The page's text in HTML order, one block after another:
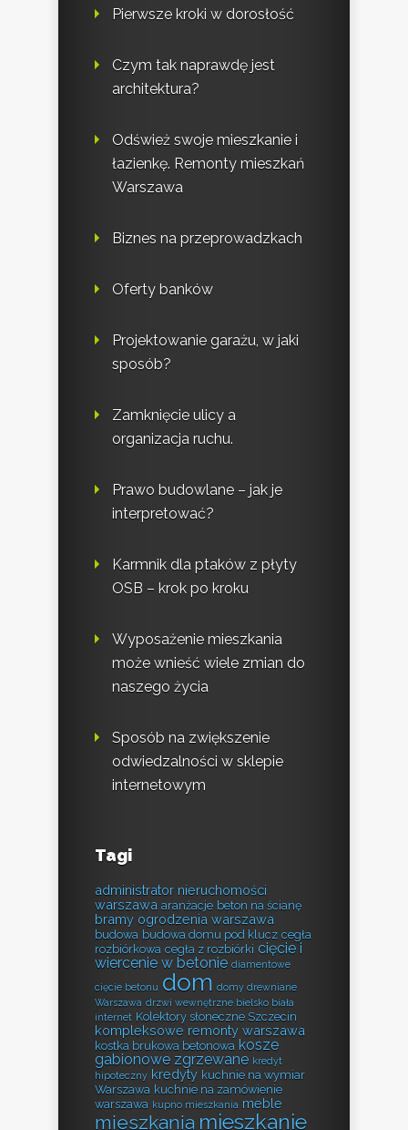
Pierwsze kroki w dorosłość
Czym tak naprawdę jest
architektura?
Odśwież swoje mieszkanie i
łazienkę. Remonty mieszkań
Warszawa
Biznes na przeprowadzkach
Oferty banków
Projektowanie garażu, w jaki
sposób?
Zamknięcie ulicy a
organizacja ruchu.
Prawo budowlane – jak je
interpretować?
Karmnik dla ptaków z płyty
OSB – krok po kroku
Wyposażenie mieszkania
może wnieść wiele zmian do
naszego życia
Sposób na zwiększenie
odwiedzalności w sklepie
internetowym
Tagi
administrator nieruchomości
warszawa aranżacje beton na ścianę
bramy ogrodzenia warszawa
budowa budowa domu pod klucz cegła
rozbiórkowa cegła z rozbiórki cięcie i
wiercenie w betonie diamentowe
cięcie betonu dom domy drewniane
Warszawa drzwi wewnętrzne bielsko biała
internet Kolektory słoneczne Szczecin
kompleksowe remonty warszawa
kostka brukowa betonowa kosze
gabionowe zgrzewane kredyt
hipoteczny kredyty kuchnie na wymiar
Warszawa kuchnie na zamówienie
warszawa kupno mieszkania meble
mieszkania mieszkanie